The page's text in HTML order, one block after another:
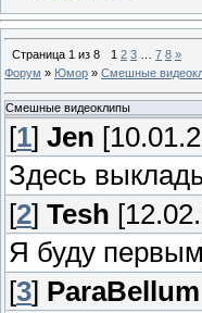
Страница 1 из 8 1 2 3 7 8 »
Форум » Юмор » Смешные
Смешные видеоклипы
[1] Jen
Здесь
[2] Tesh
Я буду
[3] ParaBellum